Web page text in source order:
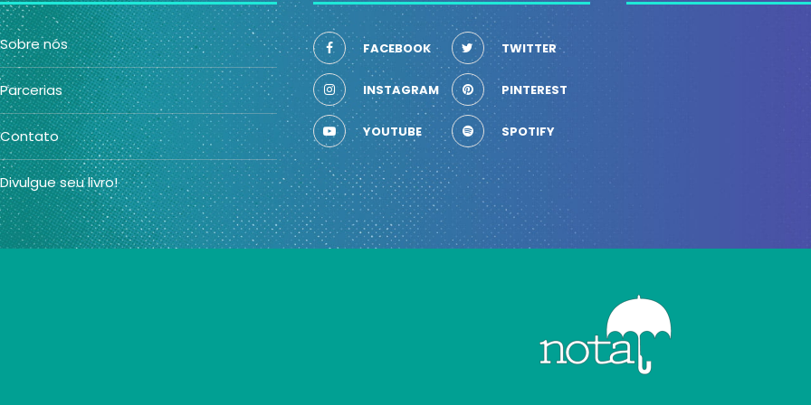
Sobre nós
Parcerias
Contato
Divulgue seu livro!
FACEBOOK TWITTER
INSTAGRAM PINTEREST
YOUTUBE SPOTIFY